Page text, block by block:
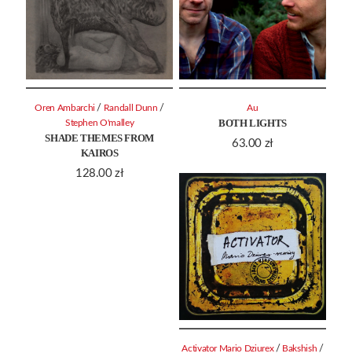
SHADE THEMES FROM
KAIROS
128.00 zł
Oren Ambarchi / Randall Dunn /
Stephen O'malley
BOTH LIGHTS
63.00 zł
Au
Activator Mario Dziurex / Bakshish /